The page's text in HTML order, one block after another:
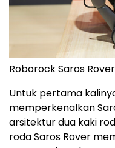
Roborock Saros Rover
Untuk pertama
memperkenalkan
arsitektur dua kaki
roda Saros Rover